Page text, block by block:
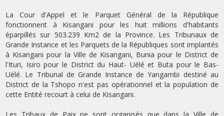
La Cour d‛Appel et le Parquet Général de la République
fonctionnent à Kisangani pour les huit millions d‛habitants
éparpillés sur 503.239 Km2 de la Province. Les Tribunaux de
Grande Instance et les Parquets de la Républiques sont implantés
à Kisangani pour la Ville de Kisangani, Bunia pour le District de
l‛Ituri, Isiro pour le District du Haut- Uélé et Buta pour le Bas-
Uélé. Le Tribunal de Grande Instance de Yangambi destiné au
District de la Tshopo n‛est pas opérationnel et la population de
cette Entité recourt à celui de Kisangani.